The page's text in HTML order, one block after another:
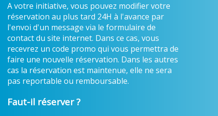
A votre initiative, vous pouvez modifier votre
réservation au plus tard 24H à l'avance par
l'envoi d'un message via le formulaire de
contact du site internet. Dans ce cas, vous
recevrez un code promo qui vous permettra de
faire une nouvelle réservation. Dans les autres
cas la réservation est maintenue, elle ne sera
pas reportable ou remboursable.
Faut-il réserver ?